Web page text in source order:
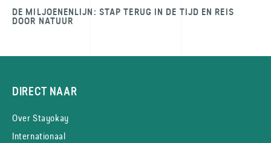
DE MILJOENENLIJN: STAP TERUG IN DE TIJD EN REIS
DOOR NATUUR
DIRECT NAAR
Over Stayokay
Internationaal